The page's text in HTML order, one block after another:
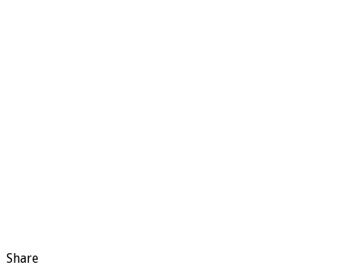
Share